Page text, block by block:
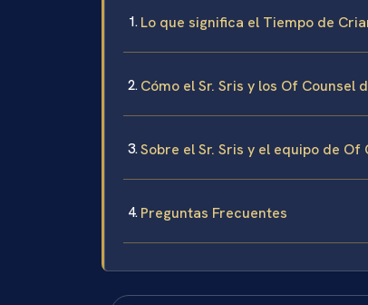
Lo que significa el Tiempo de
Cómo el Sr. Sris y los Of
Sobre el Sr. Sris y el equipo de
Preguntas Frecuentes